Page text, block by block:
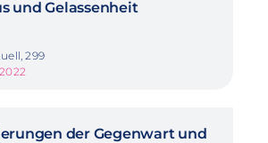
und Gelassenheit
299
der Gegenwart und